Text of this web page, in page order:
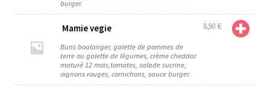
burger.
Mamie vegie
Buns boulanger, galette de pommes de
terre ou galette de légumes, crème cheddar
maturé 12 mois,tomates, salade sucrine,
oignons rouges, cornichons, sauce burger.
8,90€